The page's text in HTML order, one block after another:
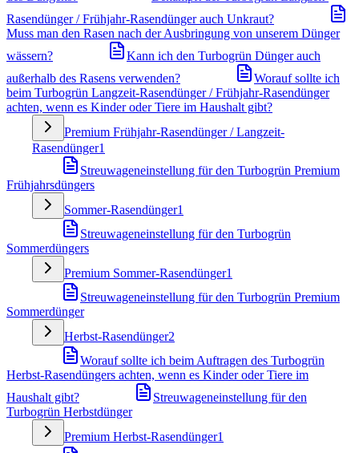
Rasendünger / Frühjahr-Rasendünger auch Unkraut?
Muss man den Rasen nach der Ausbringung von unserem Dünger
wässern?
Kann ich den Turbogrün Dünger auch
außerhalb des Rasens verwenden?
Worauf sollte ich
beim Turbogrün Langzeit-Rasendünger / Frühjahr-Rasendünger
achten, wenn es Kinder oder Tiere im Haushalt gibt?
Premium Frühjahr-Rasendünger / Langzeit-
Rasendünger1
Streuwageneinstellung für den Turbogrün Premium
Frühjahrsdüngers
Sommer-Rasendünger1
Streuwageneinstellung für den Turbogrün
Sommerdüngers
Premium Sommer-Rasendünger1
Streuwageneinstellung für den Turbogrün Premium
Sommerdünger
Herbst-Rasendünger2
Worauf sollte ich beim Auftragen des Turbogrün
Herbst-Rasendüngers achten, wenn es Kinder oder Tiere im
Haushalt gibt?
Streuwageneinstellung für den
Turbogrün Herbstdünger
Premium Herbst-Rasendünger1